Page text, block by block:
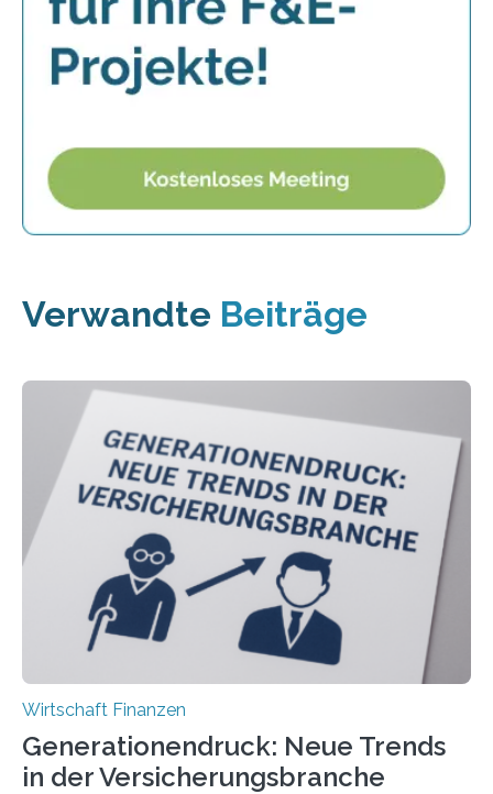
Verwandte Beiträge
Wirtschaft Finanzen
Generationendruck: Neue Trends
in der Versicherungsbranche